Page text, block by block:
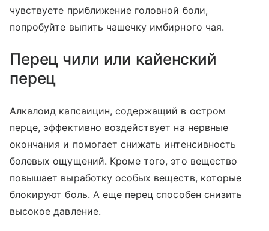
чувствуете приближение головной боли,
попробуйте выпить чашечку имбирного чая.
Перец чили или кайенский
перец
Алкалоид капсаицин, содержащий в остром
перце, эффективно воздействует на нервные
окончания и помогает снижать интенсивность
болевых ощущений. Кроме того, это вещество
повышает выработку особых веществ, которые
блокируют боль. А еще перец способен снизить
высокое давление.